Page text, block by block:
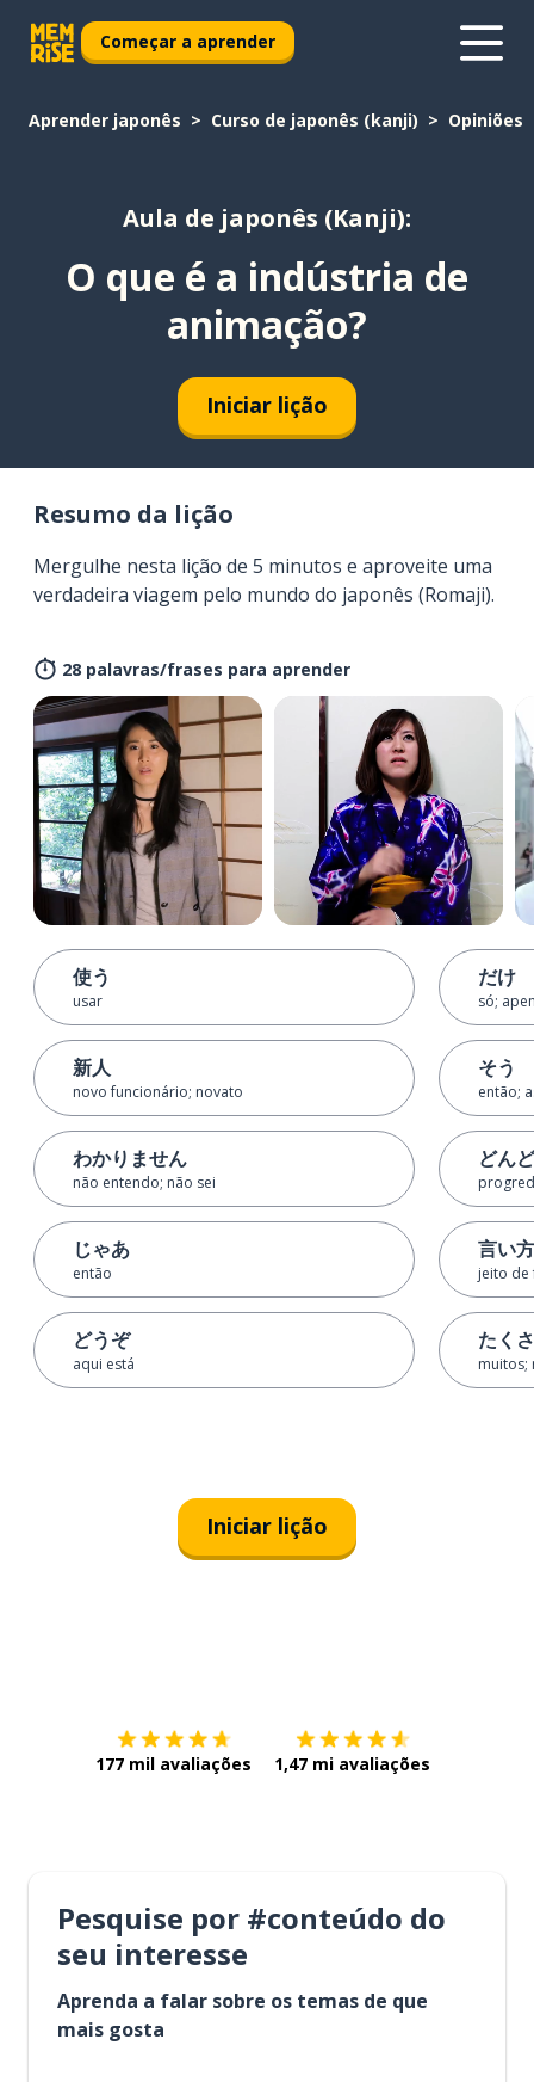
Começar a aprender
Aprender japonês Curso de japonês (kanji) Opiniões
Aula de japonês (Kanji):
O que é a indústria de
animação?
Iniciar lição
Resumo da lição
Mergulhe nesta lição de 5 minutos e aproveite uma
verdadeira viagem pelo mundo do japonês (Romaji).
28 palavras/frases para aprender
使う
usar
新人
novo funcionário; novato
わかりません
não entendo; não sei
じゃあ
então
どうぞ
aqui está
だけ
só;
そう
então;
どん
言い方
jeito de
たく
muitos;
Iniciar lição
177 mil avaliações 1,47 mi avaliações
Pesquise por #conteúdo do
seu interesse
Aprenda a falar sobre os temas de que
mais gosta